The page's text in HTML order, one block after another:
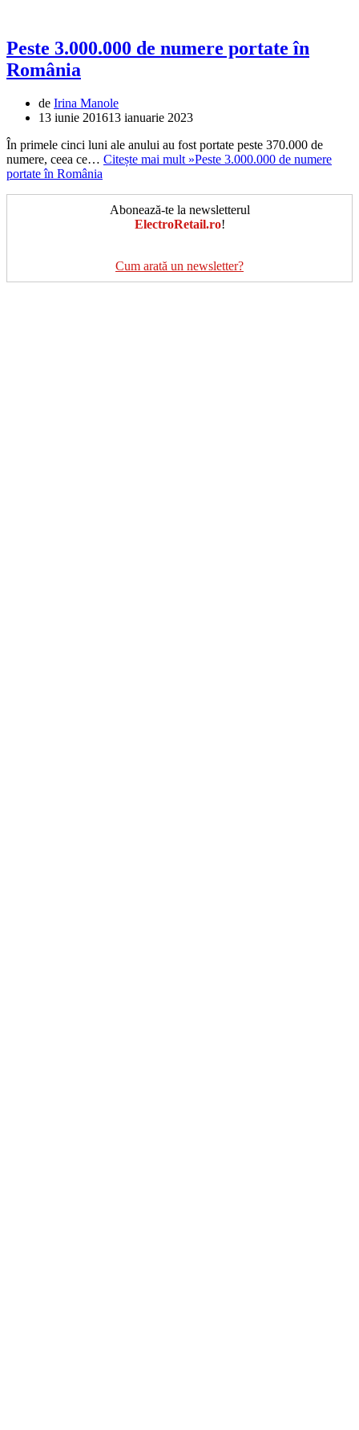
Peste 3.000.000 de numere portate în
România
de Irina Manole
13 iunie 201613 ianuarie 2023
În primele cinci luni ale anului au fost portate peste 370.000 de
numere, ceea ce… Citește mai mult »Peste 3.000.000 de numere
portate în România
Abonează-te la newsletterul
ElectroRetail.ro!
Cum arată un newsletter?